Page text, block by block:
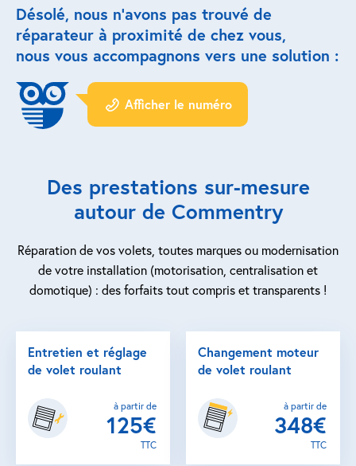
Modernisation et domotique
Centralisation volets roulants
Motoriser un volet roulant
ESPACE PRO
Nous recrutons
QUI SOMMES-NOUS ?
Désolé, nous n’avons pas trouvé de
réparateur à proximité de chez vous,
nous vous accompagnons vers une solution :
Afficher le numéro
Des prestations sur-mesure
autour de Commentry
Réparation de vos volets, toutes marques ou modernisation
de votre installation (motorisation, centralisation et
domotique) : des forfaits tout compris et transparents !
Entretien et réglage
de volet roulant
à partir de
125€
TTC
Changement moteur
de volet roulant
à partir de
348€
TTC